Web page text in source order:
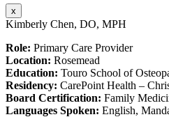
x
Kimberly Chen, DO, MPH
Role: Primary Care Provider
Location: Rosemead
Education: Touro School of
Residency: CarePoint Health –
Board Certification: Family
Languages Spoken: English,